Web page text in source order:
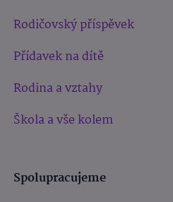
Rodičovský příspěvek
Přídavek na dítě
Rodina a vztahy
Škola a vše kolem
Spolupracujeme